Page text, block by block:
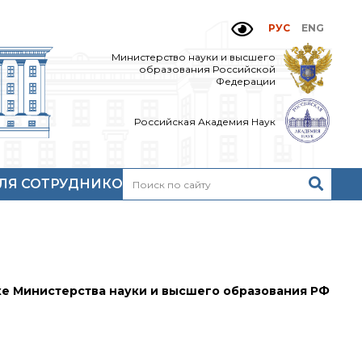
РУС ENG
Министерство науки и высшего
образования Российской
Федерации
Российская Академия Наук
СОТРУДНИКОВ
Министерства науки и высшего образования РФ